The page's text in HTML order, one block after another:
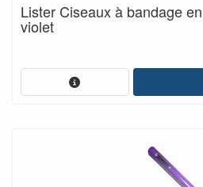
Lister Ciseaux à bandage
violet